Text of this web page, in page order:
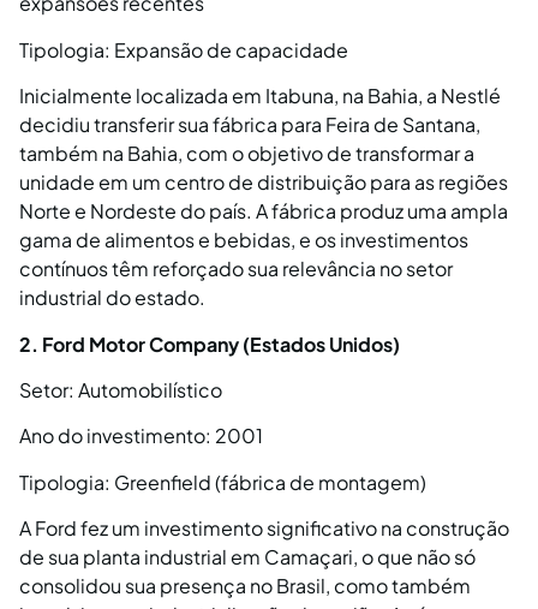
Tipologia: Expansão de capacidade
Inicialmente localizada em Itabuna, na Bahia, a Nestlé
decidiu transferir sua fábrica para Feira de Santana,
também na Bahia, com o objetivo de transformar a
unidade em um centro de distribuição para as regiões
Norte e Nordeste do país. A fábrica produz uma ampla
gama de alimentos e bebidas, e os investimentos
contínuos têm reforçado sua relevância no setor
industrial do estado.
2. Ford Motor Company (Estados Unidos)
Setor: Automobilístico
Ano do investimento: 2001
Tipologia: Greenfield (fábrica de montagem)
A Ford fez um investimento significativo na construção
de sua planta industrial em Camaçari, o que não só
consolidou sua presença no Brasil, como também